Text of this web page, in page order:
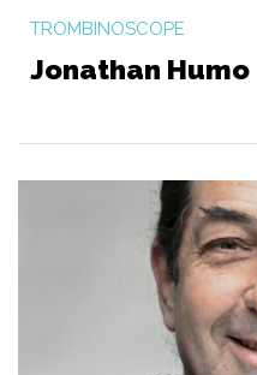
TROMBINOSCOPE
Jonathan Humo